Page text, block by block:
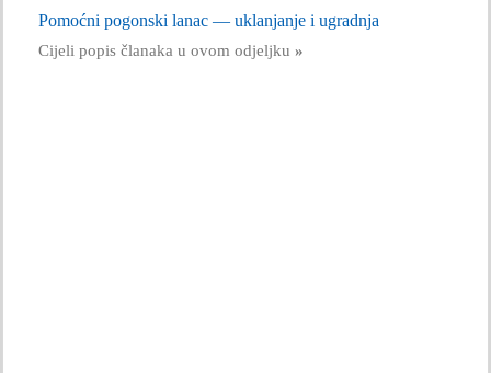
Pomoćni pogonski lanac — uklanjanje i ugradnja
Cijeli popis članaka u ovom odjeljku »